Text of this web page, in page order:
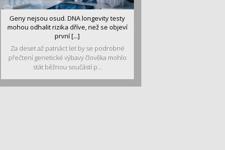
Geny nejsou osud. DNA longevity testy
mohou odhalit rizika dříve, než se objeví
první [...]
Za deset až patnáct let by se podrobné
přečtení genetické výbavy člověka mohlo
stát běžnou součástí p...